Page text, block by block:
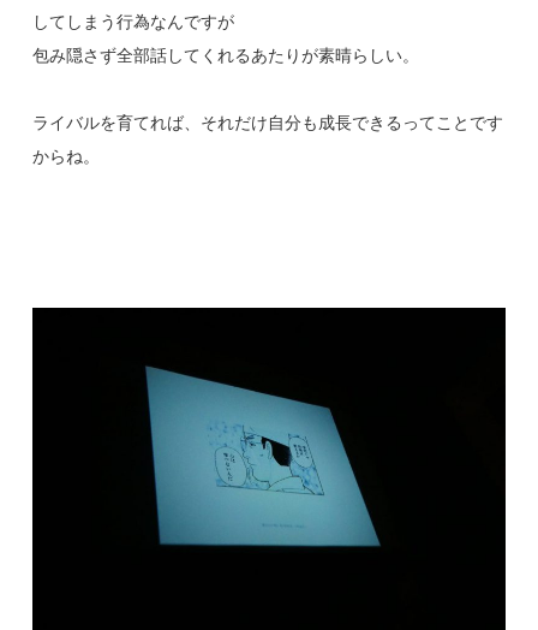
してしまう行為なんですが
包み隠さず全部話してくれるあたりが素晴らしい。
ライバルを育てれば、それだけ自分も成長できるってことです
からね。